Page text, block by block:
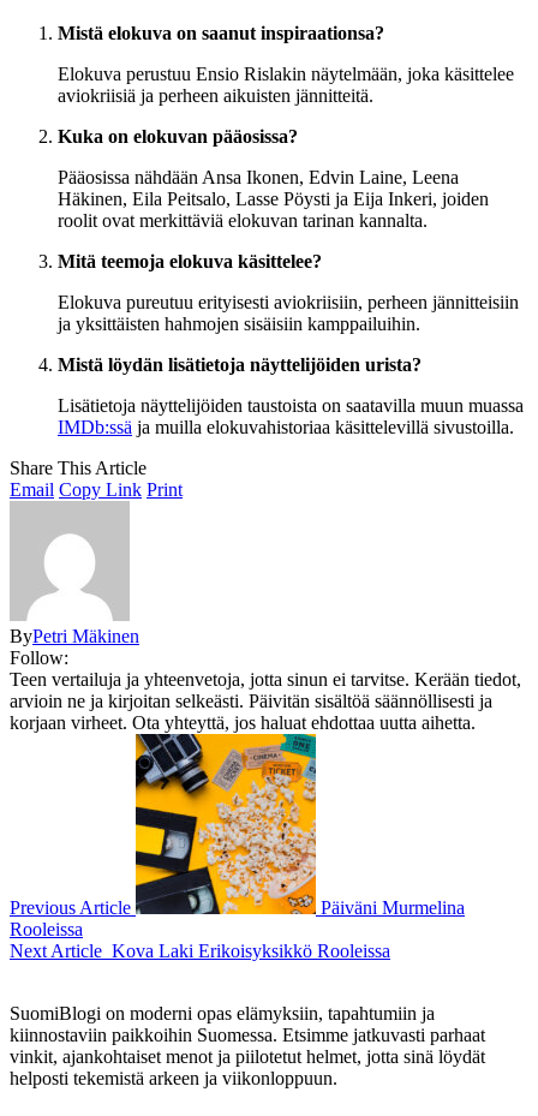
Mistä elokuva on saanut inspiraationsa?
Elokuva perustuu Ensio Rislakin näytelmään, joka käsittelee
aviokriisiä ja perheen aikuisten jännitteitä.
Kuka on elokuvan pääosissa?
Pääosissa nähdään Ansa Ikonen, Edvin Laine, Leena
Häkinen, Eila Peitsalo, Lasse Pöysti ja Eija Inkeri, joiden
roolit ovat merkittäviä elokuvan tarinan kannalta.
Mitä teemoja elokuva käsittelee?
Elokuva pureutuu erityisesti aviokriisiin, perheen jännitteisiin
ja yksittäisten hahmojen sisäisiin kamppailuihin.
Mistä löydän lisätietoja näyttelijöiden urista?
Lisätietoja näyttelijöiden taustoista on saatavilla muun muassa
IMDb:ssä ja muilla elokuvahistoriaa käsittelevillä sivustoilla.
Share This Article
Email Copy Link Print
ByPetri Mäkinen
Follow:
Teen vertailuja ja yhteenvetoja, jotta sinun ei tarvitse. Kerään tiedot,
arvioin ne ja kirjoitan selkeästi. Päivitän sisältöä säännöllisesti ja
korjaan virheet. Ota yhteyttä, jos haluat ehdottaa uutta aihetta.
Previous Article
Päiväni Murmelina
Rooleissa
Next Article Kova Laki Erikoisyksikkö Rooleissa
SuomiBlogi on moderni opas elämyksiin, tapahtumiin ja
kiinnostaviin paikkoihin Suomessa. Etsimme jatkuvasti parhaat
vinkit, ajankohtaiset menot ja piilotetut helmet, jotta sinä löydät
helposti tekemistä arkeen ja viikonloppuun.